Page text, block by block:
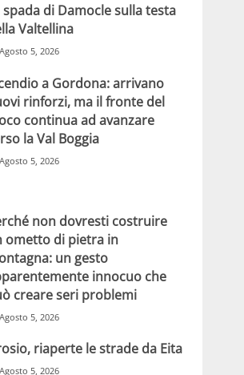
spada di Damocle sulla testa
Valtellina
Agosto 5, 2026
a Gordona: arrivano
rinforzi, ma il fronte del
continua ad avanzare
la Val Boggia
Agosto 5, 2026
non dovresti costruire
ometto di pietra in
un gesto
innocuo che
creare seri problemi
Agosto 5, 2026
riaperte le strade da Eita
Agosto 5, 2026